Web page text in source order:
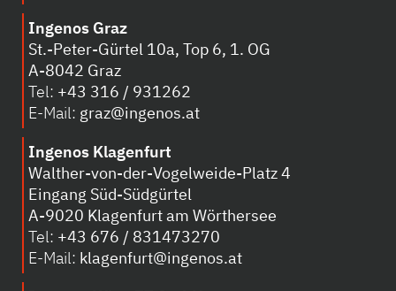
Ingenos Graz
St.-Peter-Gürtel 10a, Top 6, 1. OG
A-8042 Graz
Tel: +43 316 / 931262
E-Mail: graz@ingenos.at
Ingenos Klagenfurt
Walther-von-der-Vogelweide-Platz 4
Eingang Süd-Südgürtel
A-9020 Klagenfurt am Wörthersee
Tel: +43 676 / 831473270
E-Mail: klagenfurt@ingenos.at